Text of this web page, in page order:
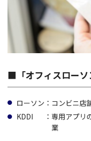
■「オフィスローソ
ローソン ：コンビニ店
KDDI
：専用アプ
業